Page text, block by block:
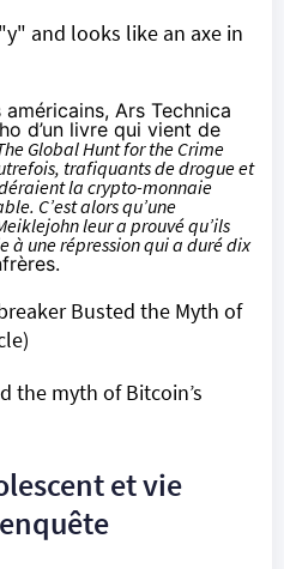
and looks like an axe in
américains, Ars Technica
d’un livre qui vient de
Global Hunt for the Crime
trafiquants de drogue et
la crypto-monnaie
C’est alors qu’une
leur a prouvé qu’ils
à une répression qui a duré dix
Busted the Myth of
the myth of Bitcoin’s
et vie